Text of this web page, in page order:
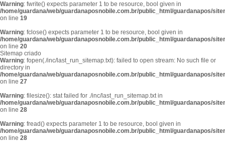
Warning: fwrite() expects parameter 1 to be resource, bool given in
/home/guardana/web/guardanaposnobile.com.br/public_html/guardanapos/
on line 19
Warning: fclose() expects parameter 1 to be resource, bool given in
/home/guardana/web/guardanaposnobile.com.br/public_html/guardanapos/
on line 20
Sitemap criado
Warning: fopen(./inc/last_run_sitemap.txt): failed to open stream: No such file or
directory in
/home/guardana/web/guardanaposnobile.com.br/public_html/guardanapos/
on line 27
Warning: filesize(): stat failed for ./inc/last_run_sitemap.txt in
/home/guardana/web/guardanaposnobile.com.br/public_html/guardanapos/
on line 28
Warning: fread() expects parameter 1 to be resource, bool given in
/home/guardana/web/guardanaposnobile.com.br/public_html/guardanapos/
on line 28